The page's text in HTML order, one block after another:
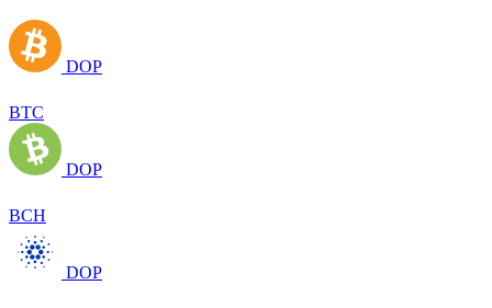
DOP
BTC
DOP
BCH
DOP